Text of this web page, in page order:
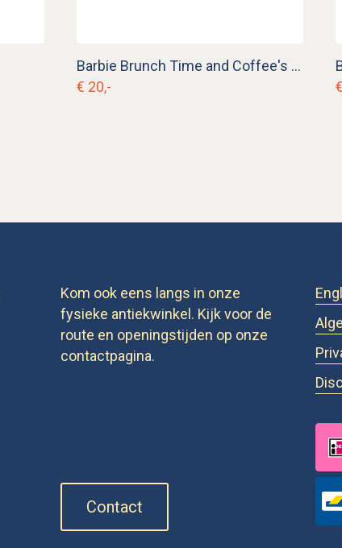
Barbie Brunch Time and Coffee's On
€ 20,-
Kom ook eens langs in onze
fysieke antiekwinkel. Kijk voor de
route en openingstijden op onze
contactpagina.
Contact